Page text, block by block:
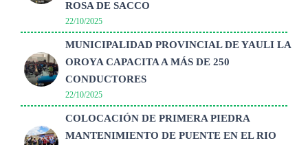
ROSA DE SACCO
22/10/2025
MUNICIPALIDAD PROVINCIAL DE YAULI LA
OROYA CAPACITA A MÁS DE 250
CONDUCTORES
22/10/2025
COLOCACIÓN DE PRIMERA PIEDRA
MANTENIMIENTO DE PUENTE EN EL RIO